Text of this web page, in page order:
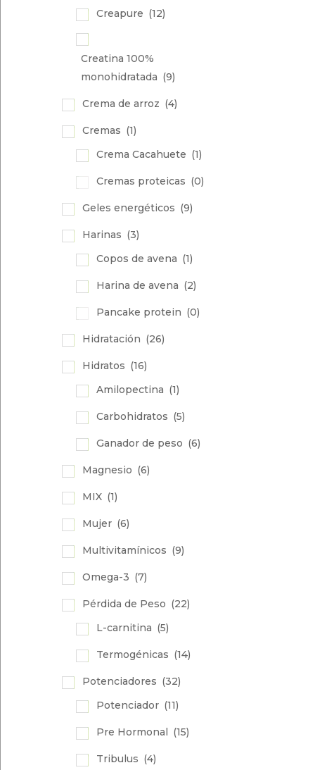
Creapure (12)
Creatina 100%
monohidratada (9)
Crema de arroz (4)
Cremas (1)
Crema Cacahuete (1)
Cremas proteicas (0)
Geles energéticos (9)
Harinas (3)
Copos de avena (1)
Harina de avena (2)
Pancake protein (0)
Hidratación (26)
Hidratos (16)
Amilopectina (1)
Carbohidratos (5)
Ganador de peso (6)
Magnesio (6)
MIX (1)
Mujer (6)
Multivitamínicos (9)
Omega-3 (7)
Pérdida de Peso (22)
L-carnitina (5)
Termogénicas (14)
Potenciadores (32)
Potenciador (11)
Pre Hormonal (15)
Tribulus (4)